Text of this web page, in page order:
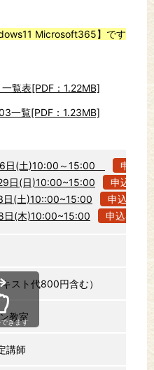
Microsoft365】です
覧表[PDF：1.22MB]
一覧[PDF：1.23MB]
日(土)10:00～15:00
申込む
日(日)10:00~15:00
申込む
日(土)10::00~15:00
申込む
日(木)10:00~15:00
申込む
スト代800円含む）
教室
講師
きます